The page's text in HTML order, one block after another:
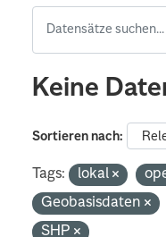
Keine
Sortieren nach
Tags: lokal
Geobasisdaten
SHP